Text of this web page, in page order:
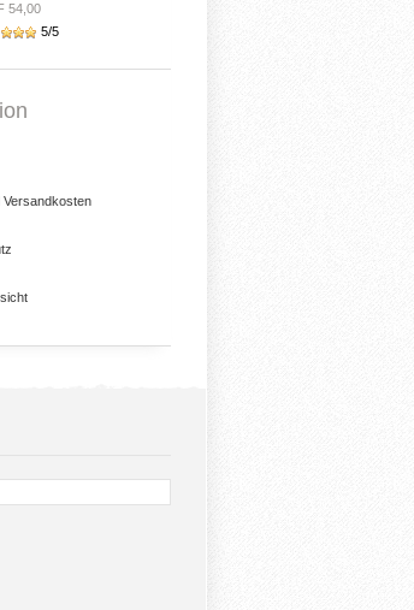
54,00
5/5
Versandkosten